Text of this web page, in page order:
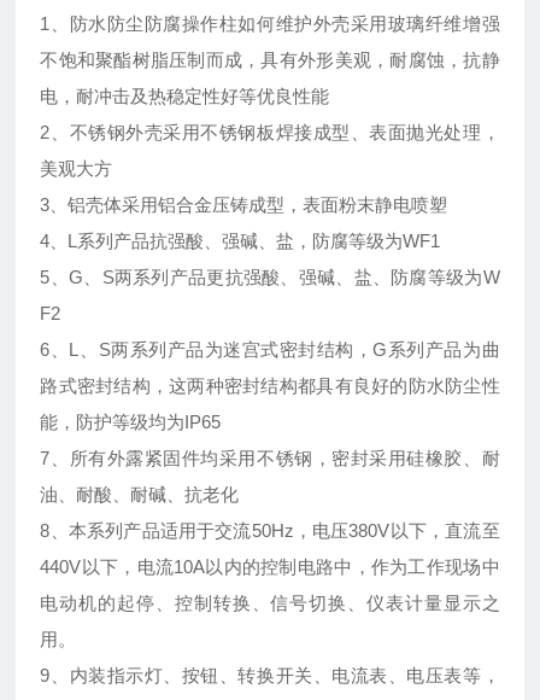
1、防水防尘防腐操作柱如何维护外壳采用玻璃纤维增强
不饱和聚酯树脂压制而成，具有外形美观，耐腐蚀，抗静
电，耐冲击及热稳定性好等优良性能
2、不锈钢外壳采用不锈钢板焊接成型、表面抛光处理，
美观大方
3、铝壳体采用铝合金压铸成型，表面粉末静电喷塑
4、L系列产品抗强酸、强碱、盐，防腐等级为WF1
5、G、S两系列产品更抗强酸、强碱、盐、防腐等级为W
F2
6、L、S两系列产品为迷宫式密封结构，G系列产品为曲
路式密封结构，这两种密封结构都具有良好的防水防尘性
能，防护等级均为IP65
7、所有外露紧固件均采用不锈钢，密封采用硅橡胶、耐
油、耐酸、耐碱、抗老化
8、本系列产品适用于交流50Hz，电压380V以下，直流至
440V以下，电流10A以内的控制电路中，作为工作现场中
电动机的起停、控制转换、信号切换、仪表计量显示之
用。
9、内装指示灯、按钮、转换开关、电流表、电压表等，